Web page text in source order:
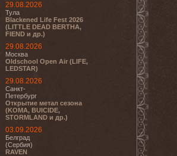
29.08.2026
Тула
Blackened Life Fest 2026
(LITTLE DEAD BERTHA,
FIEND и др.)
29.08.2026
Москва
Oldschool Open Air (LIFE,
LEDSTAR)
29.08.2026
Санкт-
Петербург
Открытие метал сезона
(KOMA, BUICIDE,
STORMLAND и др.)
03.09.2026
Белград
(Сербия)
RAVEN